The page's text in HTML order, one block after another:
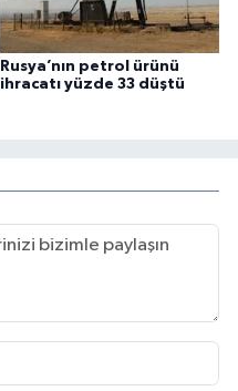
Rusya’nın petrol ürünü
ihracatı yüzde 33 düştü